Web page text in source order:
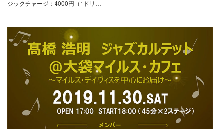
ジックチャージ：4000円（1ドリ…